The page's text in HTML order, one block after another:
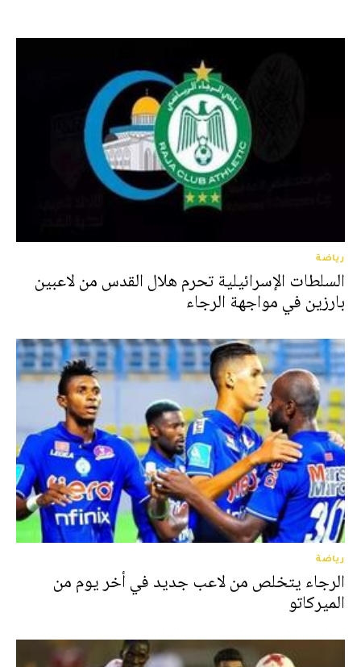
رياضة
السلطات الإسرائيلية تحرم هلال القدس من لاعبين
بارزين في مواجهة الرجاء
رياضة
الرجاء يتخلص من لاعب جديد في أخر يوم من
الميركاتو